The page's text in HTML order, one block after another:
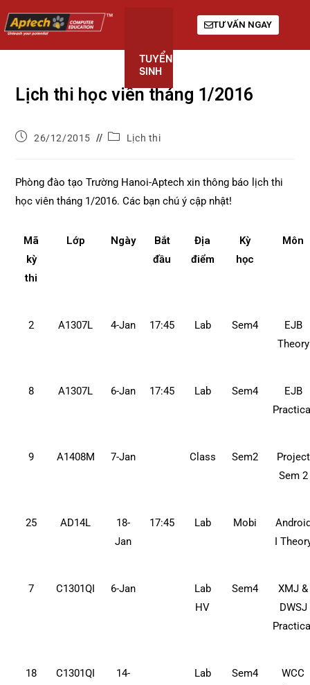
TUYỂN
SINH
TƯ VẤN NGAY
Lịch thi học viên tháng 1/2016
26/12/2015 Lịch thi
Phòng đào tạo Trường Hanoi-Aptech xin thông báo lịch thi
học viên tháng 1/2016. Các bạn chú ý cập nhật!
Mã
kỳ
thi
Lớp Ngày
Bắt
đầu
Địa
điểm
Kỳ
học
Môn
2 A1307L 4-Jan 17:45 Lab Sem4
EJB
Theory
8 A1307L 6-Jan 17:45 Lab Sem4
EJB
9 A1408M 7-Jan Class Sem2
Project
Sem 2
25 AD14L
18-
Jan
17:45 Lab Mobi
I
7 C1301QI 6-Jan
Lab
HV
Sem4
XMJ &
DWSJ
18 C1301QI
14-
Lab
Sem4
WCC